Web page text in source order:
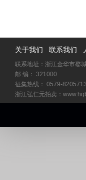
关于我们 联系我们
联系地址：浙江金华市婺
邮 编： 321000
征集热线： 0579-
浙江弘仁元拍卖：